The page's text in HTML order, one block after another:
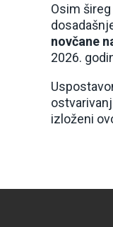
Osim
novčane
2026.
izloženi